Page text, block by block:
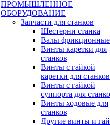
ПРОМЫШЛЕННОЕ
ОБОРУДОВАНИЕ
Запчасти для станков
Шестерни станка
Валы фрикционные
Винты каретки для
станков
Винты с гайкой
каретки для станков
Винты с гайкой
суппорта для
Винты ходовые для
станков
Другие винты и